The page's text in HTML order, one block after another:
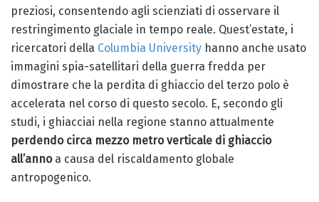
preziosi, consentendo agli scienziati di osservare il
restringimento glaciale in tempo reale. Quest’estate, i
ricercatori della Columbia University hanno anche usato
immagini spia-satellitari della guerra fredda per
dimostrare che la perdita di ghiaccio del terzo polo è
accelerata nel corso di questo secolo. E, secondo gli
studi, i ghiacciai nella regione stanno attualmente
perdendo circa mezzo metro verticale di ghiaccio
all’annoa causa del riscaldamento globale
antropogenico.